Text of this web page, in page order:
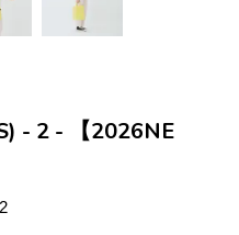
- 2 - 【2026NE